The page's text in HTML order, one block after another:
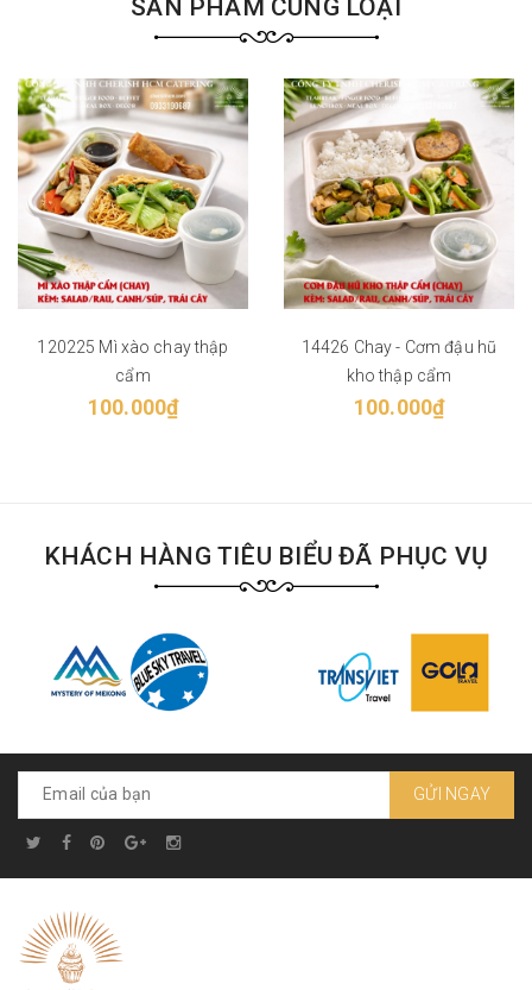
SẢN PHẨM CÙNG LOẠI
120225 Mì xào chay thập
cẩm
100.000₫
14426 Chay - Cơm đậu hũ
kho thập cẩm
100.000₫
KHÁCH HÀNG TIÊU BIỂU ĐÃ PHỤC VỤ
GỬI NGAY